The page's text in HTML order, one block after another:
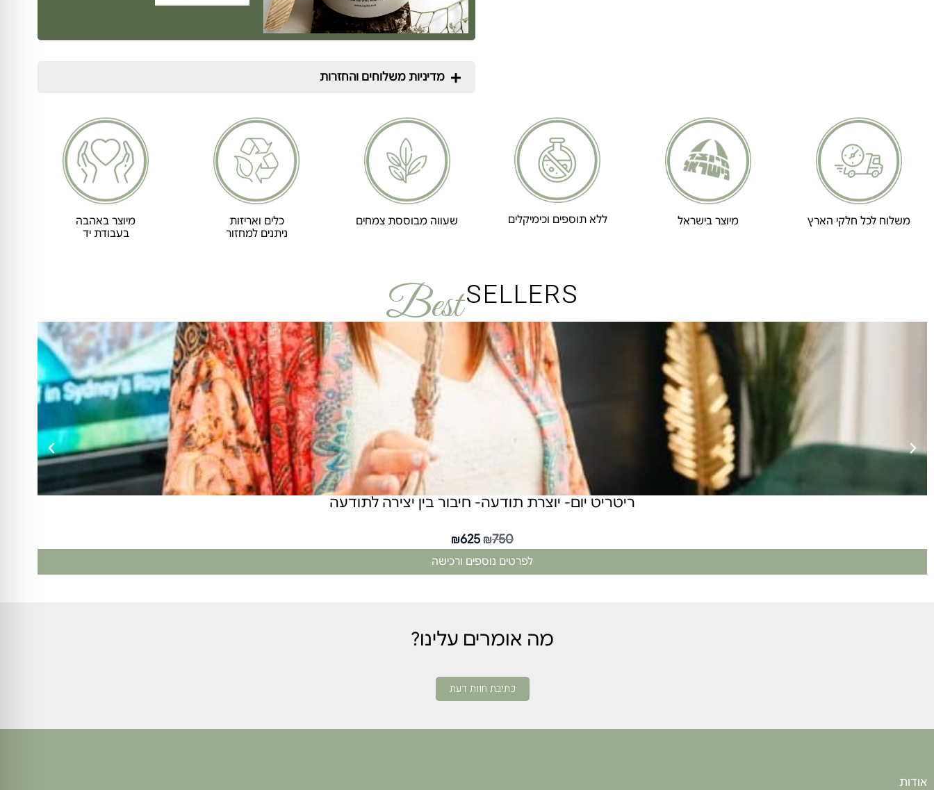
מדיניות משלוחים והחזרות
משלוח לכל חלקי הארץ מיוצר בישראל ללא תוספים וכימיקלים שעווה מבוססת צמחים
כלים ואריזות
ניתנים למחזור
מיוצר באהבה
בעבודת יד
SELLERS
Best
ריטריט יום- יוצרת תודעה- חיבור בין יצירה לתודעה
₪750
₪625
לפרטים נוספים ורכישה
מה אומרים עלינו?
כתיבת חוות דעת
אודות